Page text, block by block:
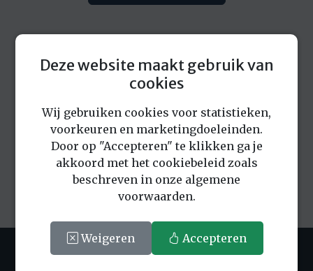
Eerder bekeken locaties
Deze website maakt gebruik van
cookies
Wij gebruiken cookies voor statistieken,
voorkeuren en marketingdoeleinden.
Door op "Accepteren" te klikken ga je
akkoord met het cookiebeleid zoals
beschreven in onze algemene
voorwaarden.
Weigeren Accepteren